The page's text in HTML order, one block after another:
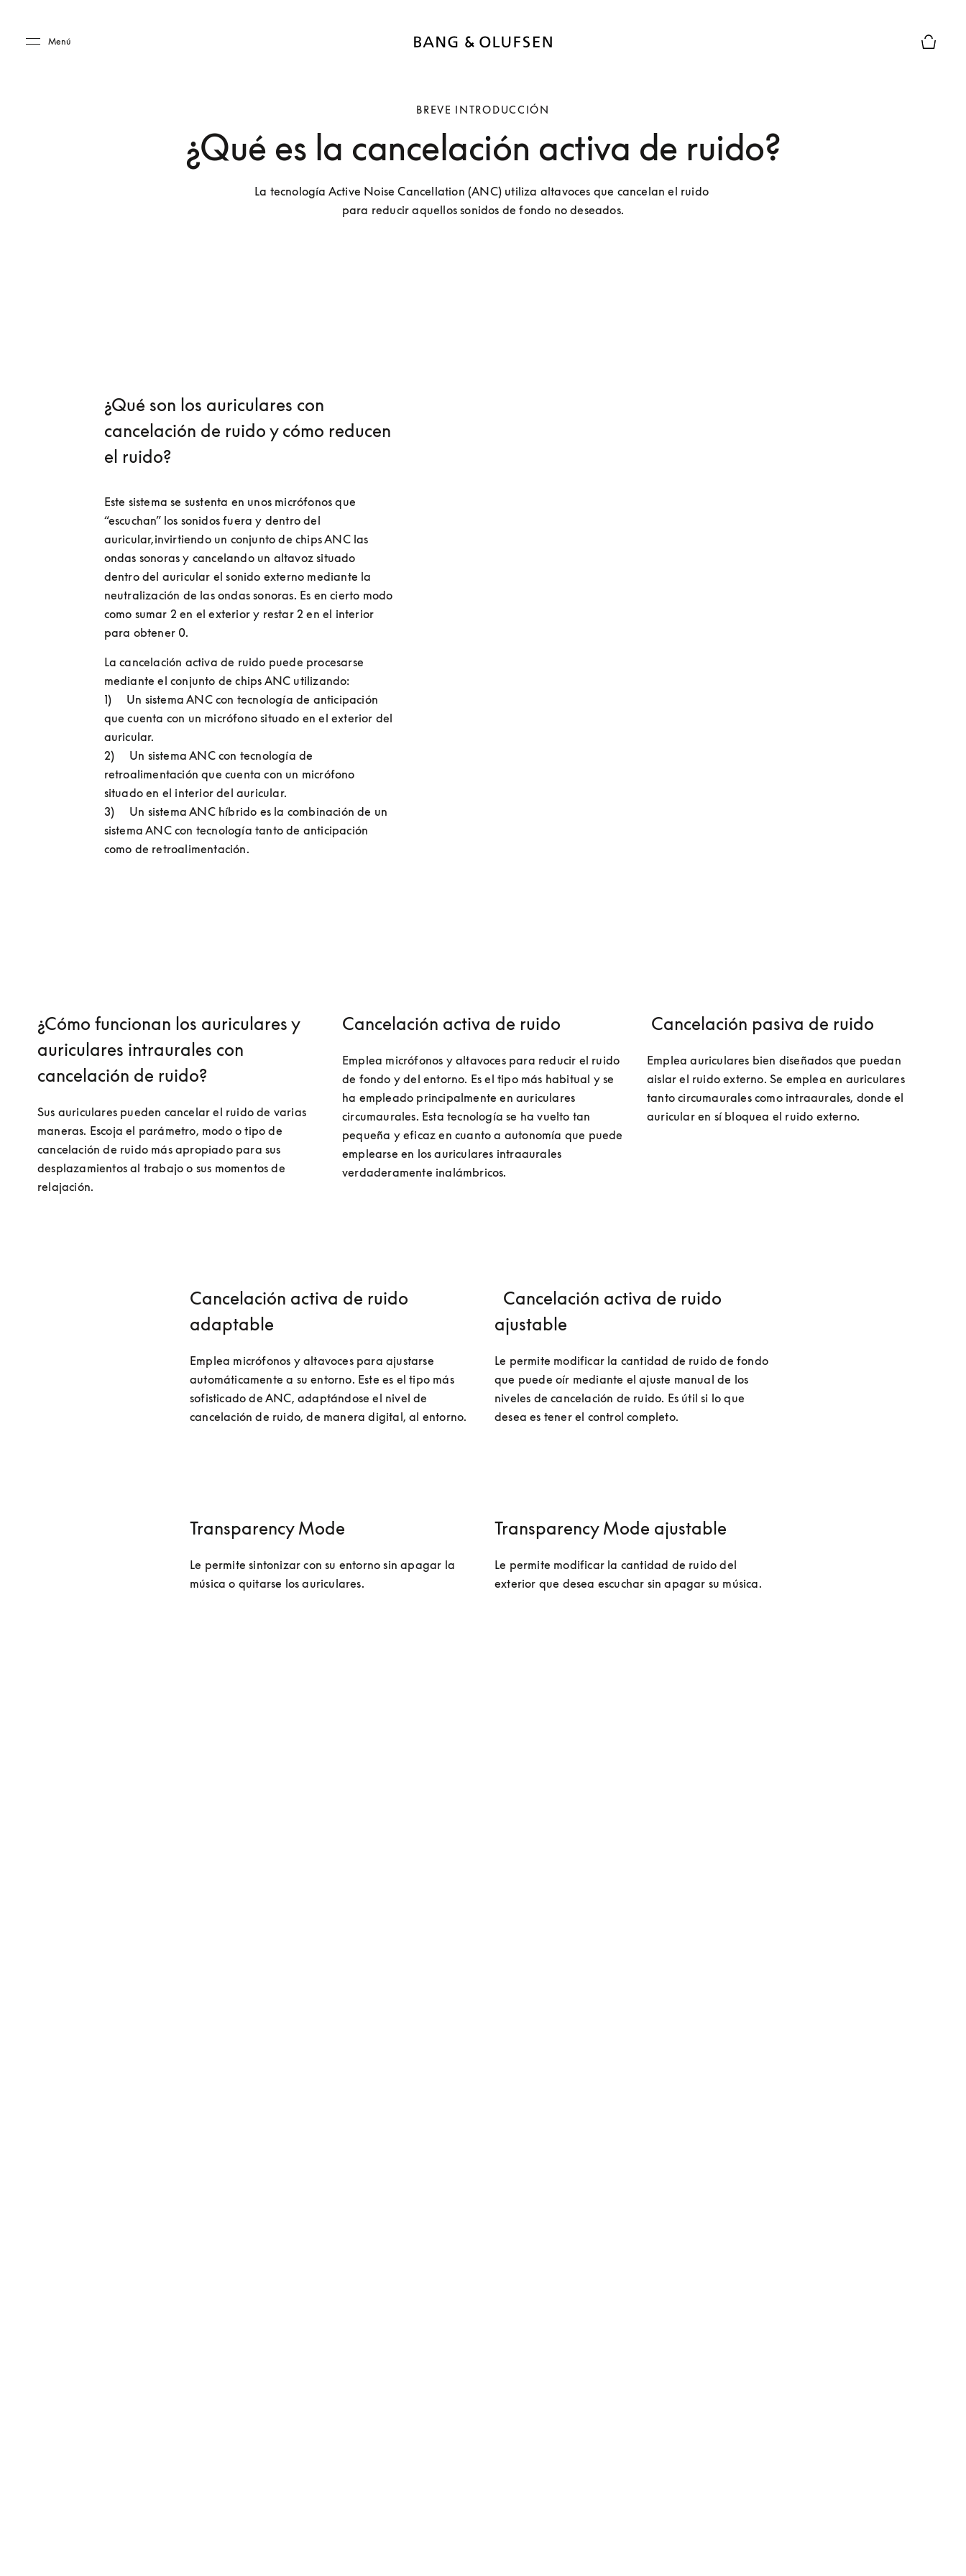
Menú
BREVE INTRODUCCIÓN
¿Qué es la cancelación activa de ruido?
La tecnología Active Noise Cancellation (ANC) utiliza altavoces que cancelan el ruido
para reducir aquellos sonidos de fondo no deseados.
¿Qué son los auriculares con
cancelación de ruido y cómo reducen
el ruido?
Este sistema se sustenta en unos micrófonos que
“escuchan” los sonidos fuera y dentro del
auricular,invirtiendo un conjunto de chips ANC las
ondas sonoras y cancelando un altavoz situado
dentro del auricular el sonido externo mediante la
neutralización de las ondas sonoras. Es en cierto modo
como sumar 2 en el exterior y restar 2 en el interior
para obtener 0.
La cancelación activa de ruido puede procesarse
mediante el conjunto de chips ANC utilizando:
1)     Un sistema ANC con tecnología de anticipación
que cuenta con un micrófono situado en el exterior del
auricular.
2)     Un sistema ANC con tecnología de
retroalimentación que cuenta con un micrófono
situado en el interior del auricular.
3)     Un sistema ANC híbrido es la combinación de un
sistema ANC con tecnología tanto de anticipación
como de retroalimentación.
¿Cómo funcionan los auriculares y
auriculares intraurales con
cancelación de ruido?
Sus auriculares pueden cancelar el ruido de varias
maneras. Escoja el parámetro, modo o tipo de
cancelación de ruido más apropiado para sus
desplazamientos al trabajo o sus momentos de
relajación.
Cancelación activa de ruido
Emplea micrófonos y altavoces para reducir el ruido
de fondo y del entorno. Es el tipo más habitual y se
ha empleado principalmente en auriculares
circumaurales. Esta tecnología se ha vuelto tan
pequeña y eficaz en cuanto a autonomía que puede
emplearse en los auriculares intraaurales
verdaderamente inalámbricos.
Cancelación pasiva de ruido
Emplea auriculares bien diseñados que puedan
aislar el ruido externo. Se emplea en auriculares
tanto circumaurales como intraaurales, donde el
auricular en sí bloquea el ruido externo.
Cancelación activa de ruido
adaptable
Emplea micrófonos y altavoces para ajustarse
automáticamente a su entorno. Este es el tipo más
sofisticado de ANC, adaptándose el nivel de
cancelación de ruido, de manera digital, al entorno.
Cancelación activa de ruido
ajustable
Le permite modificar la cantidad de ruido de fondo
que puede oír mediante el ajuste manual de los
niveles de cancelación de ruido. Es útil si lo que
desea es tener el control completo.
Transparency Mode
Le permite sintonizar con su entorno sin apagar la
música o quitarse los auriculares.
Transparency Mode ajustable
Le permite modificar la cantidad de ruido del
exterior que desea escuchar sin apagar su música.